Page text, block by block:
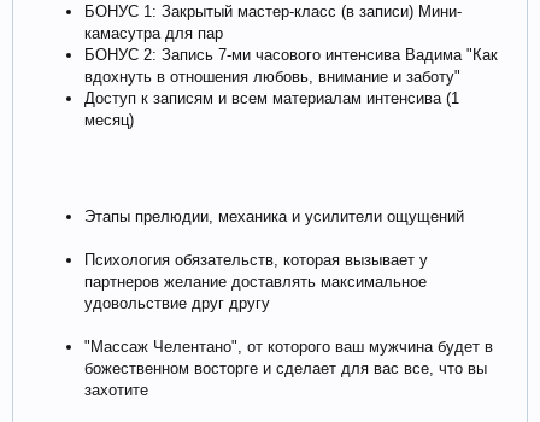
БОНУС 1: Закрытый мастер-класс (в записи) Мини-
камасутра для пар
БОНУС 2: Запись 7-ми часового интенсива Вадима "Как
вдохнуть в отношения любовь, внимание и заботу"
Доступ к записям и всем материалам интенсива (1
месяц)
Этапы прелюдии, механика и усилители ощущений
Психология обязательств, которая вызывает у
партнеров желание доставлять максимальное
удовольствие друг другу
"Массаж Челентано", от которого ваш мужчина будет в
божественном восторге и сделает для вас все, что вы
захотите